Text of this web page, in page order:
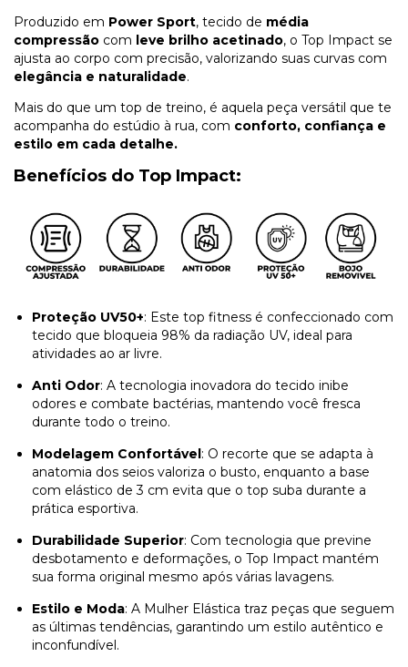
Produzido em Power Sport, tecido de média
compressão com leve brilho acetinado, o Top Impact se
ajusta ao corpo com precisão, valorizando suas curvas com
elegância e naturalidade.
Mais do que um top de treino, é aquela peça versátil que te
acompanha do estúdio à rua, com conforto, confiança e
estilo em cada detalhe.
Benefícios do Top Impact:
Proteção UV50+: Este top fitness é confeccionado com
tecido que bloqueia 98% da radiação UV, ideal para
atividades ao ar livre.
Anti Odor: A tecnologia inovadora do tecido inibe
odores e combate bactérias, mantendo você fresca
durante todo o treino.
Modelagem Confortável : O recorte que se adapta à
anatomia dos seios valoriza o busto, enquanto a base
com elástico de 3 cm evita que o top suba durante a
prática esportiva.
Durabilidade Superior: Com tecnologia que previne
desbotamento e deformações, o Top Impact mantém
sua forma original mesmo após várias lavagens.
Estilo e Moda: A Mulher Elástica traz peças que seguem
as últimas tendências, garantindo um estilo autêntico e
inconfundível.